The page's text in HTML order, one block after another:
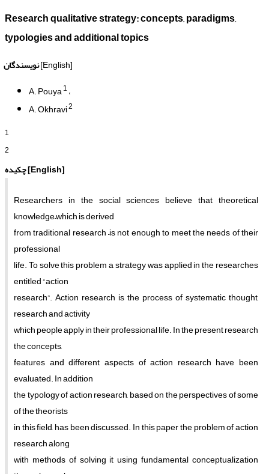
Research qualitative strategy: concepts, paradigms,
typologies and additional topics
نویسندگان[English]
A. Pouya1
A. Okhravi2
1
2
چکیده[English]
Researchers in the social sciences believe that theoretical
knowledge–which is derived
from traditional research –is not enough to meet the needs of their
professional
life. To solve this problem a strategy was applied in the researches
entitled “action
research”. Action research is the process of systematic thought,
research and activity
which people apply in their professional life. In the present research
the concepts,
features and different aspects of action research have been
evaluated. In addition
the typology of action research, based on the perspectives of some
of the theorists
in this field, has been discussed. In this paper the problem of action
research along
with methods of solving it using fundamental conceptualization